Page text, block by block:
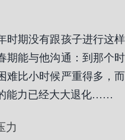
时期没有跟孩子进行这样
期能与他沟通：到那个时
难比小时候严重得多，而
能力已经大大退化……
力